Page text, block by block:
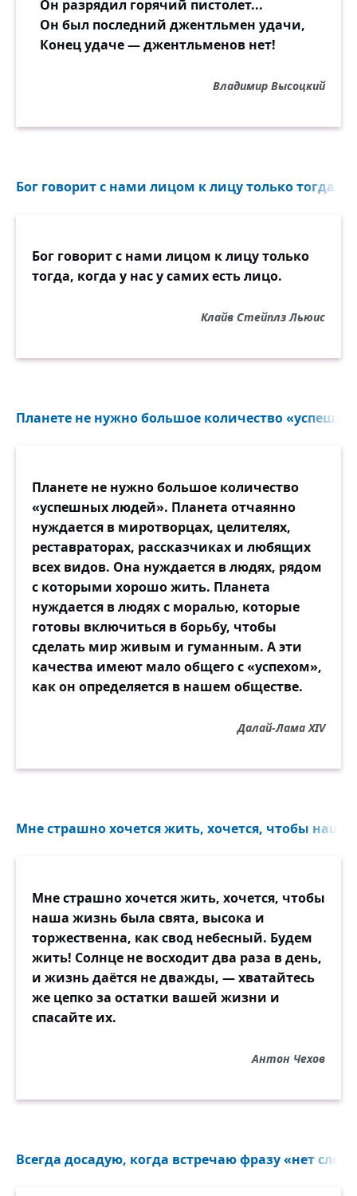
Он разрядил горячий пистолет...
Он был последний джентльмен удачи,
Конец удаче — джентльменов нет!
Владимир Высоцкий
Бог говорит с нами лицом к лицу только тогда,
Бог говорит с нами лицом к лицу только
тогда, когда у нас у самих есть лицо.
Клайв Стейплз Льюис
Планете не нужно большое количество
Планете не нужно большое количество
«успешных людей». Планета отчаянно
нуждается в миротворцах, целителях,
реставраторах, рассказчиках и любящих
всех видов. Она нуждается в людях, рядом
с которыми хорошо жить. Планета
нуждается в людях с моралью, которые
готовы включиться в борьбу, чтобы
сделать мир живым и гуманным. А эти
качества имеют мало общего с «успехом»,
как он определяется в нашем обществе.
Далай-Лама XIV
Мне страшно хочется жить, хочется, чтобы наша
Мне страшно хочется жить, хочется, чтобы
наша жизнь была свята, высока и
торжественна, как свод небесный. Будем
жить! Солнце не восходит два раза в день,
и жизнь даётся не дважды, — хватайтесь
же цепко за остатки вашей жизни и
спасайте их.
Антон Чехов
Всегда досадую, когда встречаю фразу «нет